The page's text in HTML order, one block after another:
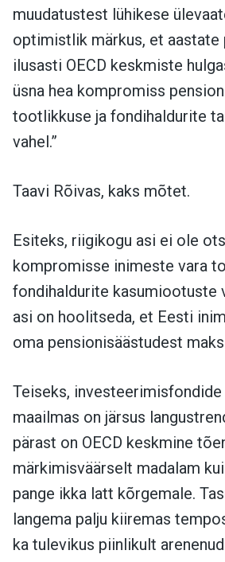
muudatustest lühikese
optimistlik märkus, et aastate
ilusasti OECD keskmiste
üsna hea kompromiss
tootlikkuse ja fondihaldurite
vahel.”
Taavi Rõivas, kaks mõtet.
Esiteks, riigikogu asi ei ole
kompromisse inimeste vara
fondihaldurite kasumiootuste
asi on hoolitseda, et Eesti
oma pensionisäästudest
Teiseks, investeerimisfondide
maailmas on järsus
pärast on OECD keskmine
märkimisväärselt madalam kui
pange ikka latt kõrgemale.
langema palju kiiremas
ka tulevikus piinlikult